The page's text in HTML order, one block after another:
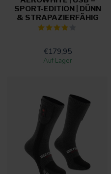
SPORT-EDITION | DÜNN
& STRAPAZIERFÄHIG
€179,95
Auf Lager